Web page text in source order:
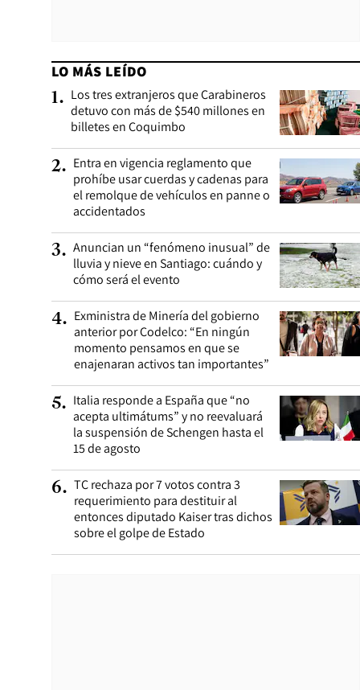
LO MÁS LEÍDO
1. Los tres extranjeros que Carabineros
detuvo con más de $540 millones en
billetes en Coquimbo
2. Entra en vigencia reglamento que
prohíbe usar cuerdas y cadenas para
el remolque de vehículos en panne o
accidentados
3. Anuncian un “fenómeno inusual” de
lluvia y nieve en Santiago: cuándo y
cómo será el evento
4. Exministra de Minería del gobierno
anterior por Codelco: “En ningún
momento pensamos en que se
enajenaran activos tan importantes”
5. Italia responde a España que “no
acepta ultimátums” y no reevaluará
la suspensión de Schengen hasta el
15 de agosto
6. TC rechaza por 7 votos contra 3
requerimiento para destituir al
entonces diputado Kaiser tras dichos
sobre el golpe de Estado